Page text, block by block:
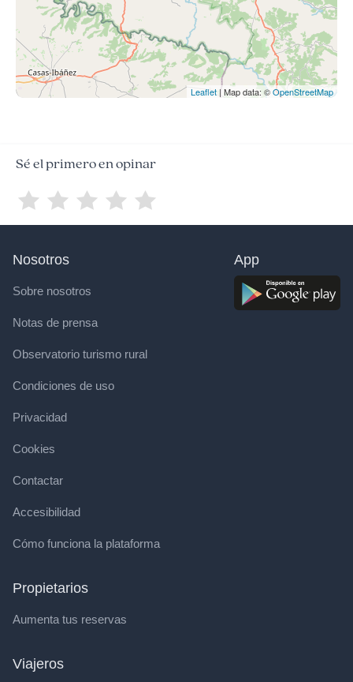
Leaflet | Map data: ©OpenStreetMap
Sé el primero en opinar
Nosotros
Sobre nosotros
Notas de prensa
Observatorio turismo rural
Condiciones de uso
Privacidad
Cookies
Contactar
Accesibilidad
Cómo funciona la plataforma
Propietarios
Aumenta tus reservas
Viajeros
App